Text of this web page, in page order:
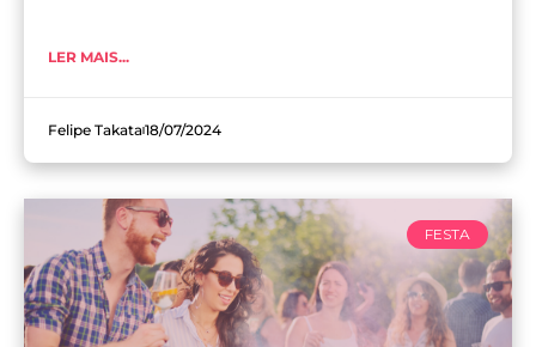
LER MAIS...
Felipe Takata18/07/2024
FESTA